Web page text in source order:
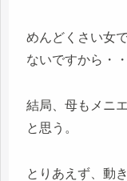
めんどくさい女
ないですから・
結局、母もメニ
と思う。
とりあえず、動